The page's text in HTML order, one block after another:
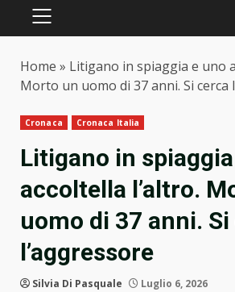
PRIMARY
Home » Litigano in spiaggia e uno
Morto un uomo di 37 anni. Si cerca
Cronaca Cronaca Italia
Litigano in
accoltella l’altro.
uomo di 37 anni.
l’aggressore
Silvia Di Pasquale Luglio 6, 2026